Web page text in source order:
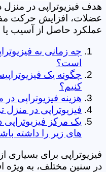
هدف فیزیوتراپی در
عضلات، افزایش حرکت
عملکرد حاصل از آسیب
چه زمانی به
است؟
چگونه یک
کنیم؟
هزینه فیزیوتراپی
فیزیوتراپی در
یک مرکز
های زیر را داشته
فیزیوتراپی برای بسیاری
در سنین مختلف، به ویژه